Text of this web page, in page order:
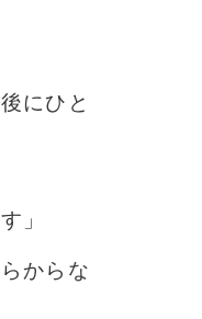
にひと
」
からな